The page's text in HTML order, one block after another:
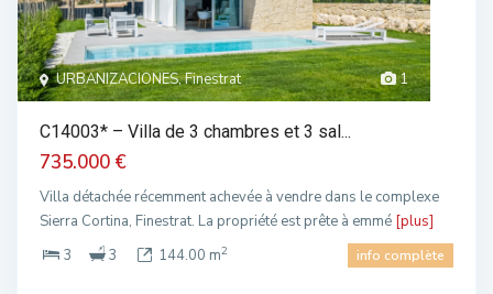
1
URBANIZACIONES, Finestrat
C14003* – Villa de 3 chambres et 3 sal...
735.000 €
Villa détachée récemment achevée à vendre dans le complexe
Sierra Cortina, Finestrat. La propriété est prête à emmé [plus]
3
3 144.00 m2 info complète